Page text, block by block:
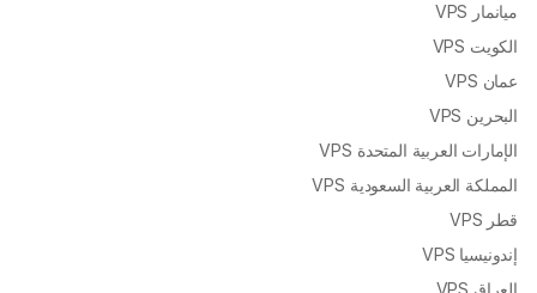
ميانمار VPS
الكويت VPS
عمان VPS
البحرين VPS
الإمارات العربية المتحدة VPS
المملكة العربية السعودية VPS
قطر VPS
إندونيسيا VPS
العراق VPS